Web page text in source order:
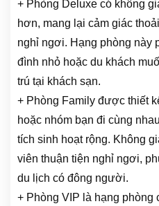
+ Phòng Deluxe có không
hơn, mang lại cảm giác
nghỉ ngơi. Hạng phòng này
đình nhỏ hoặc du khách
trú tại khách sạn.
+ Phòng Family được thiết
hoặc nhóm bạn đi cùng
tích sinh hoạt rộng. Không
viên thuận tiện nghỉ ngơi,
du lịch có đông người.
+ Phòng VIP là hạng phòng